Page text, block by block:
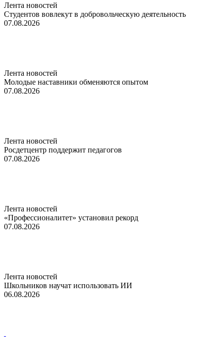
Лента новостей
Студентов вовлекут в добровольческую деятельность
07.08.2026
Лента новостей
Молодые наставники обменяются опытом
07.08.2026
Лента новостей
Росдетцентр поддержит педагогов
07.08.2026
Лента новостей
«Профессионалитет» установил рекорд
07.08.2026
Лента новостей
Школьников научат использовать ИИ
06.08.2026